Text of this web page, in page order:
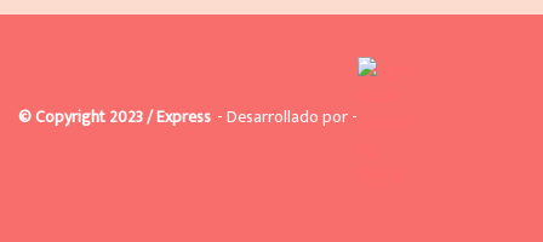
© Copyright 2023 / Express - Desarrollado por -